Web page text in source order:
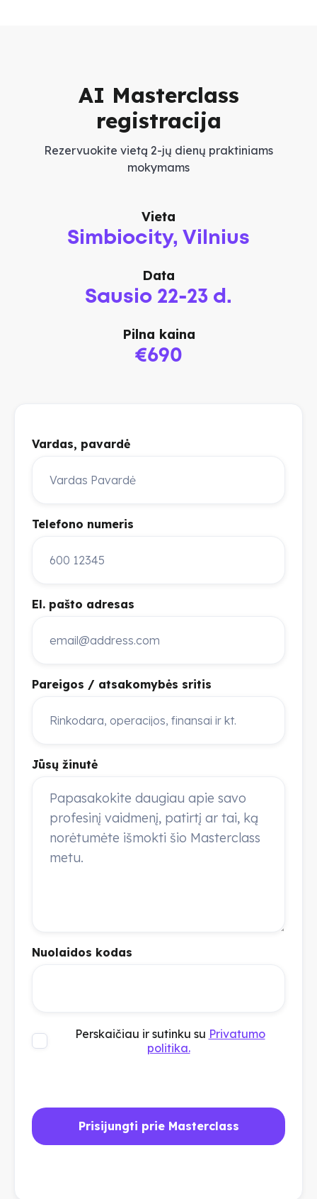
AI Masterclass
registracija
Rezervuokite vietą 2-jų dienų praktiniams
mokymams
Vieta
Simbiocity, Vilnius
Data
Sausio 22-23 d.
Pilna kaina
€690
Vardas, pavardė
Telefono numeris
El. pašto adresas
Pareigos / atsakomybės sritis
Jūsų žinutė
Nuolaidos kodas
Perskaičiau ir sutinku su Privatumo
politika.